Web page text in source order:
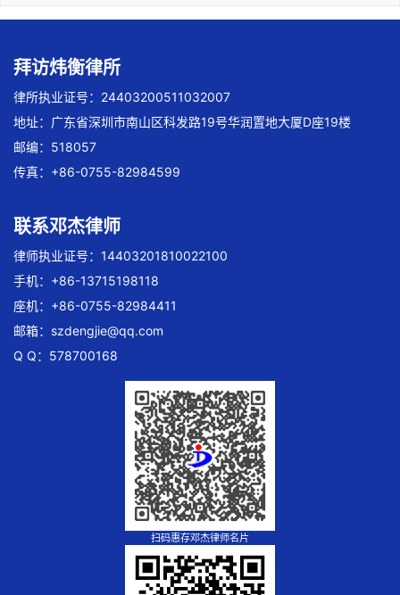
拜访炜衡律所
律所执业证号：24403200511032007
地址：广东省深圳市南山区科发路19号华润置地大厦D座19楼
邮编：518057
传真：+86-0755-82984599
联系邓杰律师
律师执业证号：14403201810022100
手机：+86-13715198118
座机：+86-0755-82984411
邮箱： szdengjie@qq.com
Q Q：578700168
扫码惠存邓杰律师名片